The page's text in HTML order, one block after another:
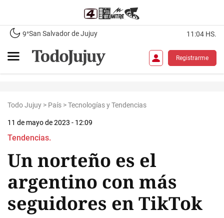
9°San Salvador de Jujuy 11:04 HS.
Registrarme
Todo Jujuy > País >Tecnologías y Tendencias
11 de mayo de 2023 - 12:09
Tendencias.
Un norteño es el
argentino con más
seguidores en TikTok